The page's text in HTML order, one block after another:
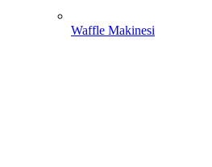
Waffle Makinesi